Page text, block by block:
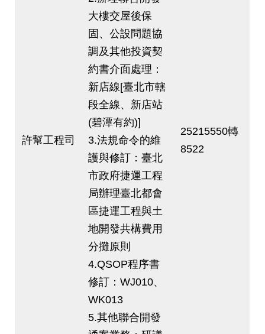
許幫工程司
大樓交屋後保
固、公設問題協
調及其他投資契
約書介面處理：
新店線[臺北市轄
段全線、新店站
(碧潭有約)]
3.法規命令的維
護與修訂：臺北
市政府捷運工程
局辦理臺北都會
區捷運工程與土
地開發共構費用
分攤原則
4.QSOP程序書
修訂：WJ010、
WK013
5.其他聯合開發
25215550轉
8522